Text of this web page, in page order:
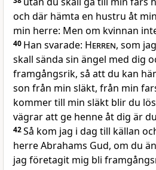
och där hämta en hustru åt
min herre: Men om kvinnan
40 Han svarade: Herren, som
skall sända sin ängel med dig
framgångsrik, så att du kan
son från min släkt, från min
kommer till min släkt blir du
vägrar att ge henne åt dig är
42Så kom jag i dag till källan
herre Abrahams Gud, om du
jag företagit mig bli